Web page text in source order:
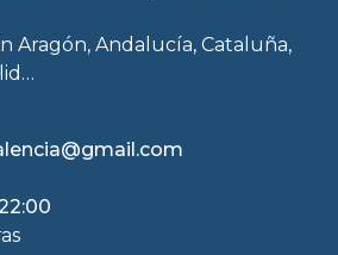
Aragón, Andalucía, Cataluña,